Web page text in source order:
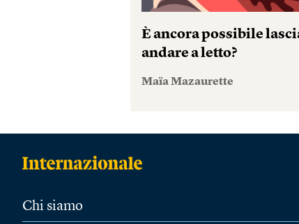
È ancora possibile
andare a letto?
Maïa Mazaurette
Chi siamo